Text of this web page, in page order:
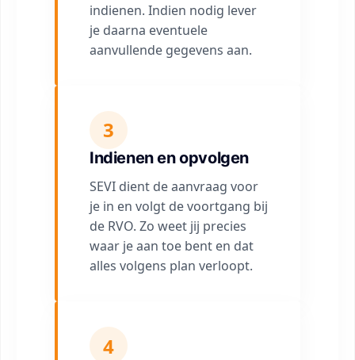
indienen. Indien nodig lever
je daarna eventuele
aanvullende gegevens aan.
3
Indienen en opvolgen
SEVI dient de aanvraag voor
je in en volgt de voortgang bij
de RVO. Zo weet jij precies
waar je aan toe bent en dat
alles volgens plan verloopt.
4